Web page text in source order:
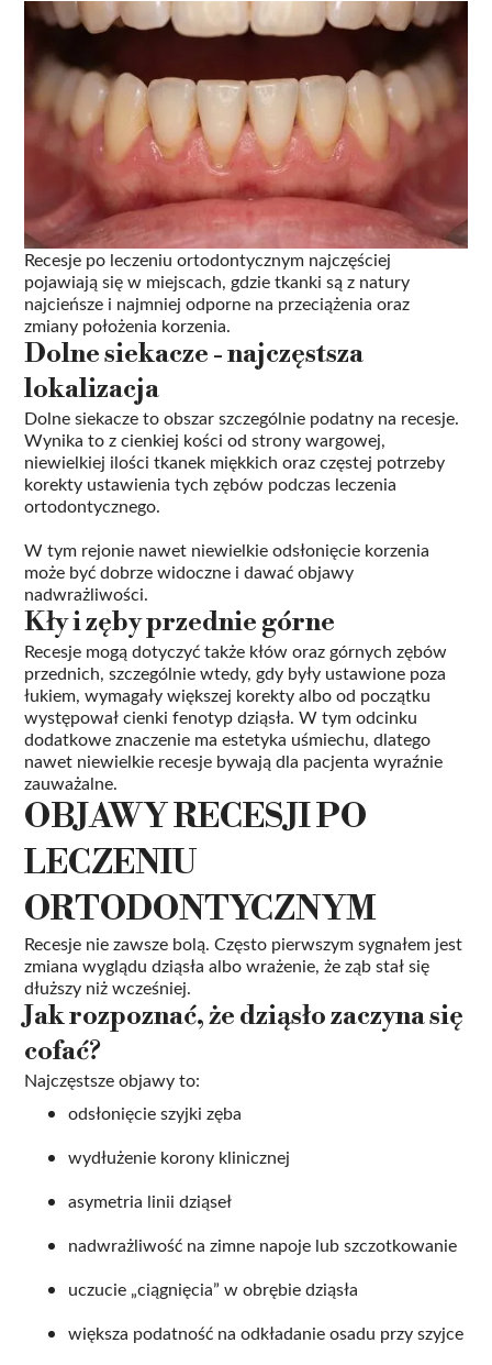
Recesje po leczeniu ortodontycznym najczęściej
pojawiają się w miejscach, gdzie tkanki są z natury
najcieńsze i najmniej odporne na przeciążenia oraz
zmiany położenia korzenia.
Dolne siekacze - najczęstsza
lokalizacja
Dolne siekacze to obszar szczególnie podatny na recesje.
Wynika to z cienkiej kości od strony wargowej,
niewielkiej ilości tkanek miękkich oraz częstej potrzeby
korekty ustawienia tych zębów podczas leczenia
ortodontycznego.
W tym rejonie nawet niewielkie odsłonięcie korzenia
może być dobrze widoczne i dawać objawy
nadwrażliwości.
Kły i zęby przednie górne
Recesje mogą dotyczyć także kłów oraz górnych zębów
przednich, szczególnie wtedy, gdy były ustawione poza
łukiem, wymagały większej korekty albo od początku
występował cienki fenotyp dziąsła. W tym odcinku
dodatkowe znaczenie ma estetyka uśmiechu, dlatego
nawet niewielkie recesje bywają dla pacjenta wyraźnie
zauważalne.
OBJAWY RECESJI PO
LECZENIU
ORTODONTYCZNYM
Recesje nie zawsze bolą. Często pierwszym sygnałem jest
zmiana wyglądu dziąsła albo wrażenie, że ząb stał się
dłuższy niż wcześniej.
Jak rozpoznać, że dziąsło zaczyna się
cofać?
Najczęstsze objawy to:
odsłonięcie szyjki zęba
wydłużenie korony klinicznej
asymetria linii dziąseł
nadwrażliwość na zimne napoje lub szczotkowanie
uczucie „ciągnięcia” w obrębie dziąsła
większa podatność na odkładanie osadu przy szyjce